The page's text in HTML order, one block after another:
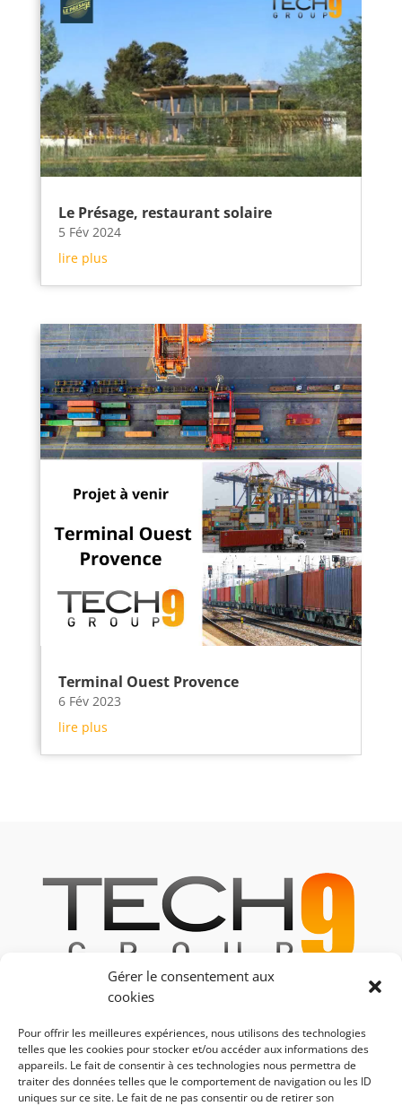
Gérer le consentement aux
cookies
Pour offrir les meilleures expériences, nous utilisons des technologies
telles que les cookies pour stocker et/ou accéder aux informations des
appareils. Le fait de consentir à ces technologies nous permettra de
traiter des données telles que le comportement de navigation ou les ID
uniques sur ce site. Le fait de ne pas consentir ou de retirer son
Le Présage, restaurant solaire
5 Fév 2024
lire plus
Terminal Ouest Provence
6 Fév 2023
lire plus
246, rue des Canesteu,
ZI La Gandonne
13300 Salon de Provence